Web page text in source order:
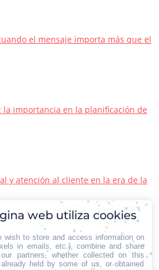
el mensaje importa más que el
la importancia en la planificación de
y atención al cliente en la era de la
web utiliza cookies
wish to store and access information on
in emails, etc.), combine and share
partners, whether collected on this
held by some of us, or obtained